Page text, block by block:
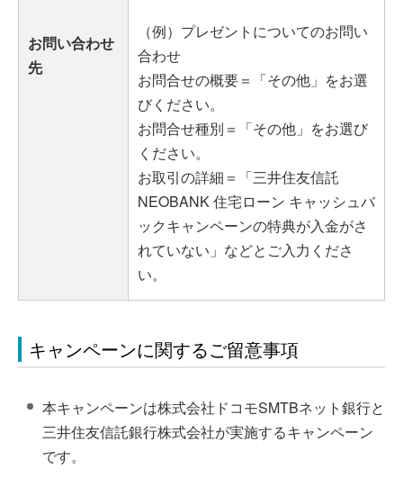
お問い合わせ
先
（例）プレゼントについてのお問い
合わせ
お問合せの概要＝「その他」をお選
びください。
お問合せ種別＝「その他」をお選び
ください。
お取引の詳細＝「三井住友信託
NEOBANK 住宅ローン キャッシュバ
ックキャンペーンの特典が入金がさ
れていない」などとご入力くださ
い。
キャンペーンに関するご留意事項
本キャンペーンは株式会社ドコモSMTBネット銀行と
三井住友信託銀行株式会社が実施するキャンペーン
です。